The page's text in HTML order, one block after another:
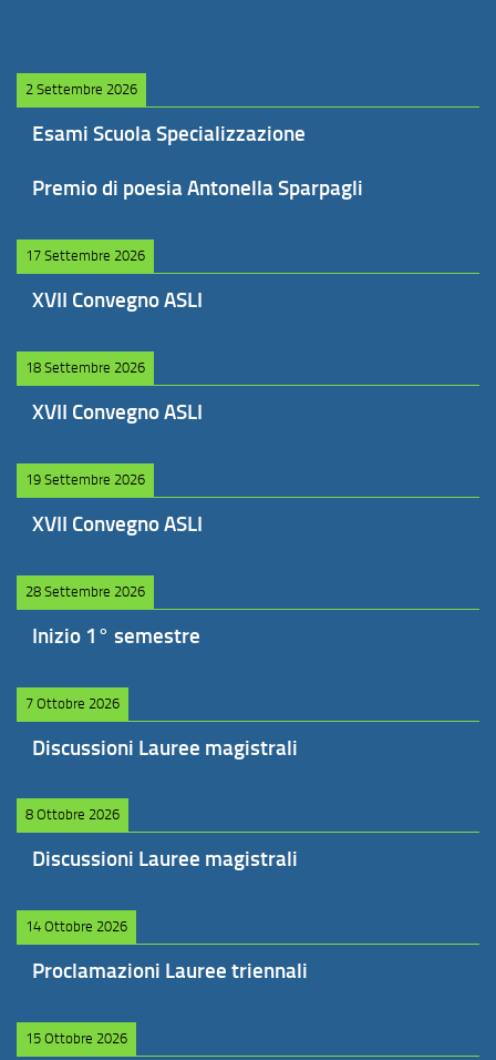
2 Settembre 2026
Esami Scuola Specializzazione
Premio di poesia Antonella Sparpagli
17 Settembre 2026
XVII Convegno ASLI
18 Settembre 2026
XVII Convegno ASLI
19 Settembre 2026
XVII Convegno ASLI
28 Settembre 2026
Inizio 1° semestre
7 Ottobre 2026
Discussioni Lauree magistrali
8 Ottobre 2026
Discussioni Lauree magistrali
14 Ottobre 2026
Proclamazioni Lauree triennali
15 Ottobre 2026